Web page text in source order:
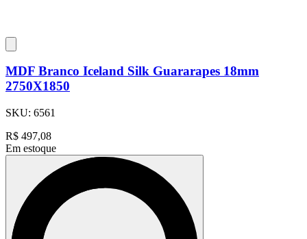
MDF Branco Iceland Silk Guararapes 18mm
2750X1850
SKU: 6561
R$ 497,08
Em estoque